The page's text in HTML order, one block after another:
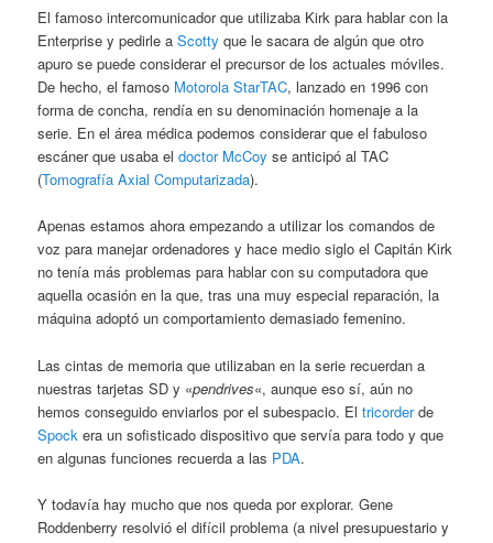
El famoso intercomunicador que utilizaba Kirk para hablar con la
Enterprise y pedirle aScotty que le sacara de algún que otro
apuro se puede considerar el precursor de los actuales móviles.
De hecho, el famoso Motorola StarTAC, lanzado en 1996 con
forma de concha, rendía en su denominación homenaje a la
serie. En el área médica podemos considerar que el fabuloso
escáner que usaba eldoctor McCoy se anticipó al TAC
(Tomografía Axial Computarizada).
Apenas estamos ahora empezando a utilizar los comandos de
voz para manejar ordenadores y hace medio siglo el Capitán Kirk
no tenía más problemas para hablar con su computadora que
aquella ocasión en la que, tras una muy especial reparación, la
máquina adoptó un comportamiento demasiado femenino.
Las cintas de memoria que utilizaban en la serie recuerdan a
nuestras tarjetas SD y «pendrives«, aunque eso sí, aún no
hemos conseguido enviarlos por el subespacio. Eltricorderde
Spock era un sofisticado dispositivo que servía para todo y que
en algunas funciones recuerda a las PDA.
Y todavía hay mucho que nos queda por explorar. Gene
Roddenberry resolvió el difícil problema (a nivel presupuestario y